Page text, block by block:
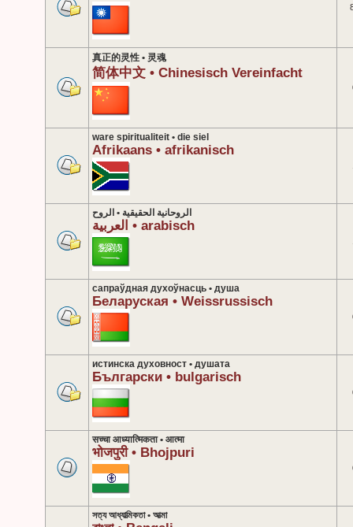
真正的灵性 • 灵魂
简体中文 • Chinesisch Vereinfacht
ware spiritualiteit • die siel
Afrikaans • afrikanisch
الروحانية الحقيقية • الروح
العربية • arabisch
сапраўдная духоўнасць • душа
Беларуская • Weissrussisch
истинска духовност • душата
Български • bulgarisch
सच्चा आध्यात्मिकता • आत्मा
भोजपुरी • Bhojpuri
সত্য আধ্যাত্মিকতা • আত্মা